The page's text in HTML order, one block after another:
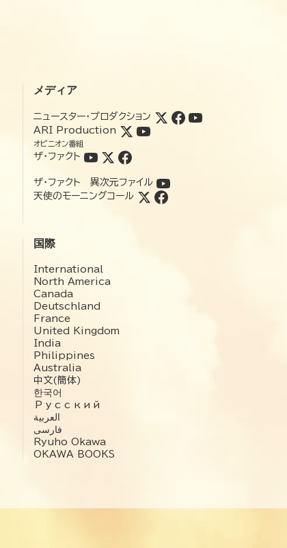
メディア
ニュースター・プロダクション
ARI Production
オピニオン番組
ザ・ファクト
ザ・ファクト 異次元ファイル
天使のモーニングコール
国際
International
North America
Canada
Deutschland
France
United Kingdom
India
Philippines
Australia
中文(簡体)
한국어
Русский
العربية‏
فارسی
Ryuho Okawa
OKAWA BOOKS